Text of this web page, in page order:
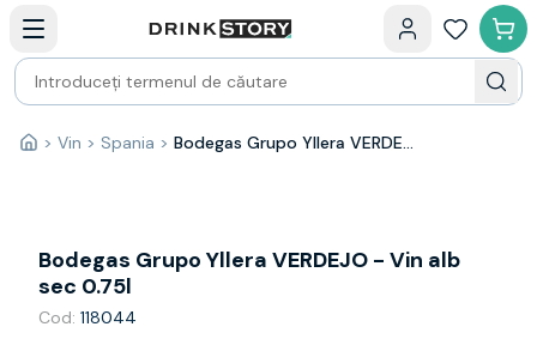
Bauturi fine — selectie
Produse Noi
Cosuri cadou
Pachete & Cadouri
Vin
Franta
Spania
Africa de Sud
Acasă
> Vin > Spania > Bodegas Grupo Yllera VERDEJO - Vin alb sec 0.75l
Bodegas Grupo Yllera VERDEJO - Vin alb
sec 0.75l
Cod: 118044